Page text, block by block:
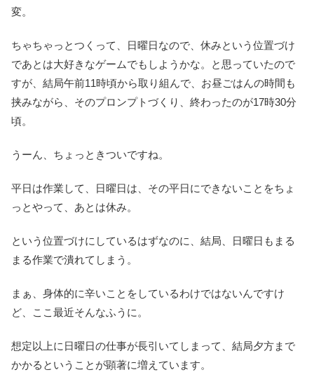
変。
ちゃちゃっとつくって、日曜日なので、休みという位置づけ
であとは大好きなゲームでもしようかな。と思っていたので
すが、結局午前11時頃から取り組んで、お昼ごはんの時間も
挟みながら、そのプロンプトづくり、終わったのが17時30分
頃。
うーん、ちょっときついですね。
平日は作業して、日曜日は、その平日にできないことをちょ
っとやって、あとは休み。
という位置づけにしているはずなのに、結局、日曜日もまる
まる作業で潰れてしまう。
まぁ、身体的に辛いことをしているわけではないんですけ
ど、ここ最近そんなふうに。
想定以上に日曜日の仕事が長引いてしまって、結局夕方まで
かかるということが顕著に増えています。